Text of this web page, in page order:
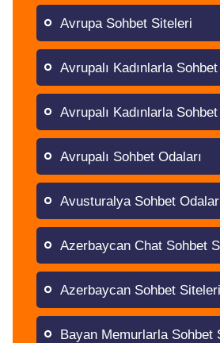
Avrupa Sohbet Siteleri
Avrupalı Kadınlarla Sohbet
Avrupalı Kadınlarla
Avrupalı Sohbet Odaları
Avusturalya Sohbet
Azerbaycan Chat Sohbet
Azerbaycan Sohbet Siteleri
Bayan Memurlarla Sohbet